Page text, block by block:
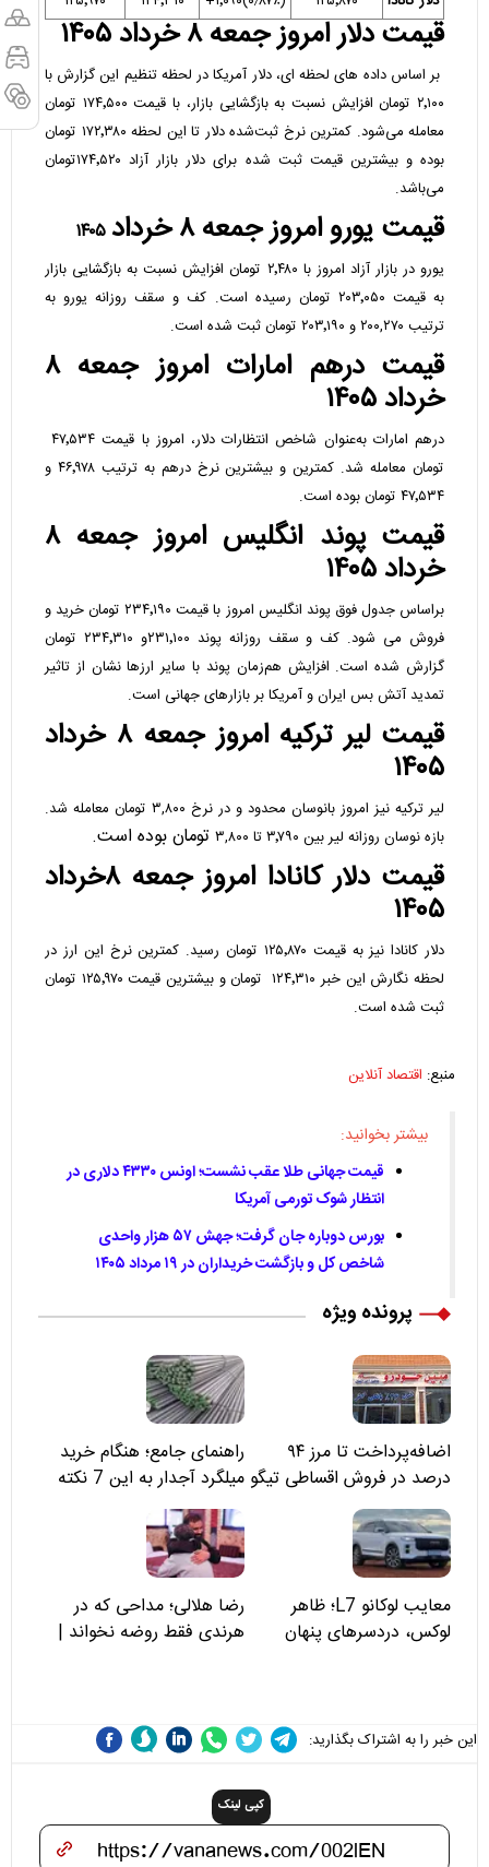
قیمت دلار امروز جمعه ۸ خرداد ۱۴۰۵
بر اساس داده های لحظه ای، دلار آمریکا در لحظه تنظیم این گزارش با
۲٬۱۰۰ تومان افزایش نسبت به بازگشایی بازار، با قیمت ۱۷۴٬۵۰۰ تومان
معامله می‌شود. کمترین نرخ ثبت‌شده دلار تا این لحظه ۱۷۲٬۳۸۰ تومان
بوده و بیشترین قیمت ثبت شده برای دلار بازار آزاد ۱۷۴٬۵۲۰تومان
می‌باشد.
قیمت یورو امروز جمعه ۸ خرداد
یورو در بازار آزاد امروز با ۲٬۴۸۰ تومان افزایش نسبت به بازگشایی بازار
به قیمت ۲۰۳٬۰۵۰ تومان رسیده است. کف و سقف روزانه یورو به
ترتیب ۲۰۰,۲۷۰ و ۲۰۳٬۱۹۰ تومان ثبت شده است.
قیمت درهم امارات امروز جمعه ۸
خرداد ۱۴۰۵
درهم امارات به‌عنوان شاخص انتظارات دلار، امروز با قیمت ۴۷٬۵۳۴
تومان معامله شد. کمترین و بیشترین نرخ درهم به ترتیب ۴۶٬۹۷۸ و
۴۷٬۵۳۴ تومان بوده است.
قیمت پوند انگلیس امروز جمعه ۸
خرداد ۱۴۰۵
براساس جدول فوق پوند انگلیس امروز با قیمت ۲۳۴٬۱۹۰ تومان خرید و
فروش می شود. کف و سقف روزانه پوند ۲۳۱٬۱۰۰و ۲۳۴٬۳۱۰ تومان
گزارش شده است. افزایش هم‌زمان پوند با سایر ارزها نشان از تاثیر
تمدید آتش بس ایران و آمریکا بر بازارهای جهانی است.
قیمت لیر ترکیه امروز جمعه ۸ خرداد
۱۴۰۵
لیر ترکیه نیز امروز بانوسان محدود و در نرخ ۳,۸۰۰ تومان معامله شد.
بازه نوسان روزانه لیر بین ۳٬۷۹۰ تا ۳,۸۰۰
تومان بوده است.
قیمت دلار کانادا امروز جمعه ۸خرداد
۱۴۰۵
دلار کانادا نیز به قیمت ۱۲۵٬۸۷۰ تومان رسید. کمترین نرخ این ارز در
لحظه نگارش این خبر ۱۲۴٬۳۱۰ تومان و بیشترین قیمت ۱۲۵٬۹۷۰ تومان
ثبت شده است.
منبع: اقتصاد آنلاین
بیشتر بخوانید:
قیمت جهانی طلا عقب نشست؛ اونس ۴۳۳۰ دلاری در
انتظار شوک تورمی آمریکا
بورس دوباره جان گرفت؛ جهش ۵۷ هزار واحدی
شاخص کل و بازگشت خریداران در ۱۹ مرداد ۱۴۰۵
پرونده ویژه
اضافه‌پرداخت تا مرز ۹۴
درصد در فروش اقساطی تیگو
۸؛ مسئولان «مبین خودرو» را
نمی‌بینند؟
راهنمای جامع؛ هنگام خرید
میلگرد آجدار به این 7 نکته
توجه کنید
معایب لوکانو L7؛ ظاهر
لوکس، دردسرهای پنهان
رضا هلالی؛ مداحی که در
هرندی فقط روضه نخواند |
این خبر را به اشتراک بگذارید:
کپی لینک